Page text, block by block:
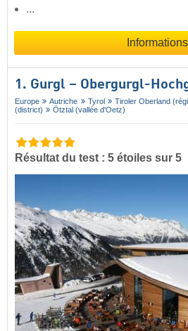
...
Informations
1. Gurgl – Obergurgl-
Europe Autriche Tyrol Tiroler Oberland
(district)
Ötztal (vallée d'Oetz)
Résultat du test : 5 étoiles sur 5